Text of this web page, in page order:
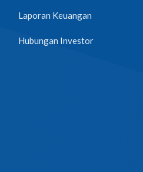
Laporan Keuangan
Hubungan Investor